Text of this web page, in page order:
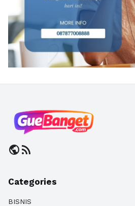
publicrss_feed
Categories
BISNIS